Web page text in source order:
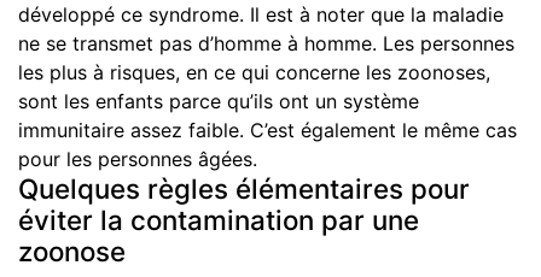
développé ce syndrome. Il est à noter que la maladie
ne se transmet pas d’homme à homme. Les personnes
les plus à risques, en ce qui concerne les zoonoses,
sont les enfants parce qu’ils ont un système
immunitaire assez faible. C’est également le même cas
pour les personnes âgées.
Quelques règles élémentaires pour
éviter la contamination par une
zoonose